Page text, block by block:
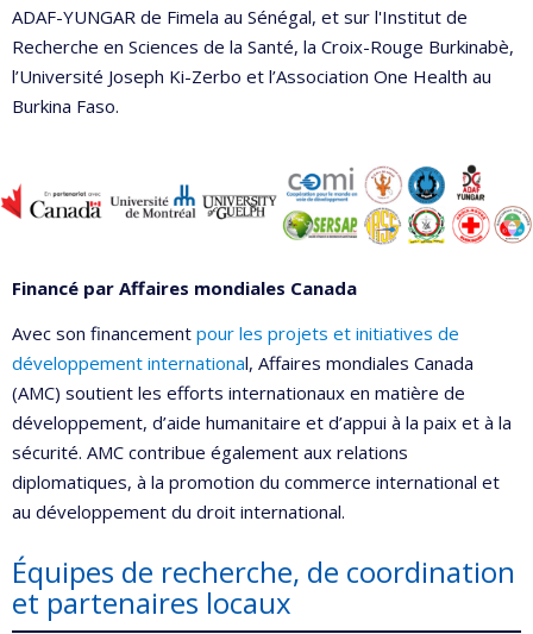
ADAF-YUNGAR de Fimela au Sénégal, et sur l'Institut de
Recherche en Sciences de la Santé, la Croix-Rouge Burkinabè,
l’Université Joseph Ki-Zerbo et l’Association One Health au
Burkina Faso.
Financé par Affaires mondiales Canada
Avec son financement pour les projets et initiatives de
développement international, Affaires mondiales Canada
(AMC) soutient les efforts internationaux en matière de
développement, d’aide humanitaire et d’appui à la paix et à la
sécurité. AMC contribue également aux relations
diplomatiques, à la promotion du commerce international et
au développement du droit international.
Équipes de recherche, de coordination
et partenaires locaux